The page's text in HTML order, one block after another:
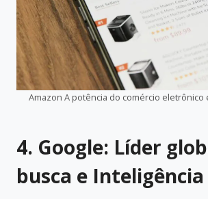
Amazon A potência do comércio eletrônico
4. Google: Líder
busca e